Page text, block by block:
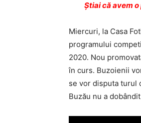
Ştiai că avem
Miercuri, la Casa
programului
2020. Nou
în curs. Buzoienii
se vor disputa turul
Buzău nu a